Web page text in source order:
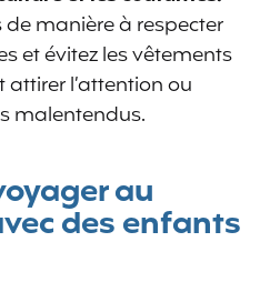
manière à respecter
et évitez les vêtements
l’attention ou
malentendus.
au
des enfants